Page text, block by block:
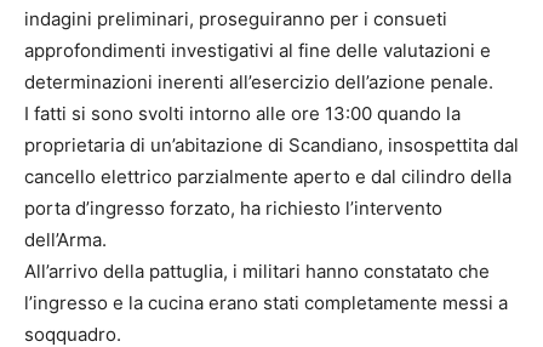
indagini preliminari, proseguiranno per i consueti
approfondimenti investigativi al fine delle valutazioni e
determinazioni inerenti all’esercizio dell’azione penale.
I fatti si sono svolti intorno alle ore 13:00 quando la
proprietaria di un’abitazione di Scandiano, insospettita dal
cancello elettrico parzialmente aperto e dal cilindro della
porta d’ingresso forzato, ha richiesto l’intervento
dell’Arma.
All’arrivo della pattuglia, i militari hanno constatato che
l’ingresso e la cucina erano stati completamente messi a
soqquadro.